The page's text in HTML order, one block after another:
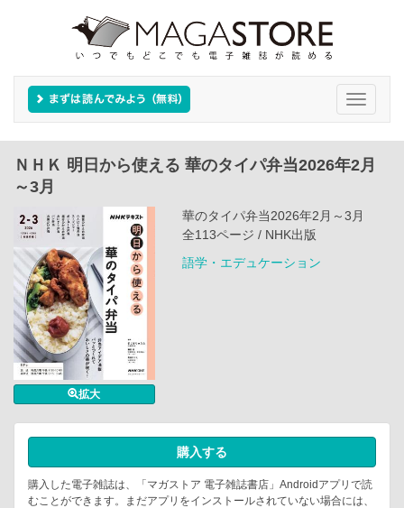
Toggle
ＮＨＫ 明日から使える 華のタイパ弁当2026年2月
～3月
拡大
華のタイパ弁当2026年2月～3月
全113ページ / NHK出版
語学・エデュケーション
購入する
購入した電子雑誌は、「マガストア 電子雑誌書店」Androidアプリで読
むことができます。まだアプリをインストールされていない場合には、